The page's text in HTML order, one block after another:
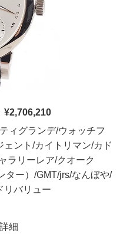
¥2,706,210
ィグランデ/ウォッチフ
ェント/カイトリマン/カド
ラリーレア/クオーク
ター）/GMT/jrs/なんぼや/
リバリュー
細